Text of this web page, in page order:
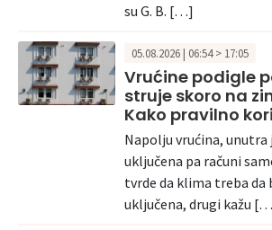
su G. B. […]
05.08.2026 | 06:54 > 17:05
Vrućine podigle
struje skoro na
Kako pravilno
Napolju vrućina, unutra
uključena pa računi
tvrde da klima treba da
uključena, drugi kažu